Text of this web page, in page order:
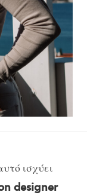
ισχύει
designer